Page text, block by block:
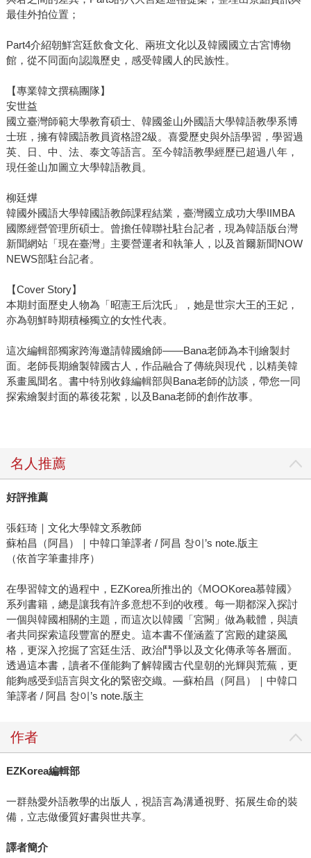
最佳外拍位置；
Part4介紹朝鮮宮廷飲食文化、兩班文化以及韓國國立古宮博物
館，從不同面向認識歷史，感受韓國人的民族性。
【專業韓文撰稿團隊】
安世益
國立臺灣師範大學教育碩士、韓國釜山外國語大學韓語教學系博
士班，擁有韓國語教員資格證2級。喜愛歷史與外語學習，學習過
英、日、中、法、泰文等語言。至今韓語教學經歷已超過八年，
現任釜山加圖立大學韓語教員。
柳廷燁
韓國外國語大學韓國語教師課程結業，臺灣國立成功大學IIMBA
國際經營管理所碩士。曾擔任韓聯社駐台記者，現為韓語版台灣
新聞網站「現在臺灣」主要營運者和執筆人，以及首爾新聞NOW
NEWS部駐台記者。
【Cover Story】
本期封面歷史人物為「昭憲王后沈氏」，她是世宗大王的王妃，
亦為朝鮮時期積極獨立的女性代表。
這次編輯部獨家跨海邀請韓國繪師——Bana老師為本刊繪製封
面。老師長期繪製韓國古人，作品融合了傳統與現代，以精美韓
系畫風聞名。書中特別收錄編輯部與Bana老師的訪談，帶您一同
探索繪製封面的幕後花絮，以及Bana老師的創作故事。
名人推薦
好評推薦
張鈺琦｜文化大學韓文系教師
蘇柏昌（阿昌）｜中韓口筆譯者 / 阿昌 창이’s note.版主
（依首字筆畫排序）
在學習韓文的過程中，EZKorea所推出的《MOOKorea慕韓國》
系列書籍，總是讓我有許多意想不到的收穫。每一期都深入探討
一個與韓國相關的主題，而這次以韓國「宮闕」做為載體，與讀
者共同探索這段豐富的歷史。這本書不僅涵蓋了宮殿的建築風
格，更深入挖掘了宮廷生活、政治鬥爭以及文化傳承等各層面。
透過這本書，讀者不僅能夠了解韓國古代皇朝的光輝與荒蕪，更
能夠感受到語言與文化的緊密交織。—蘇柏昌（阿昌）｜中韓口
筆譯者 / 阿昌 창이’s note.版主
作者
EZKorea編輯部
一群熱愛外語教學的出版人，視語言為溝通視野、拓展生命的裝
備，立志做優質好書與世共享。
譯者簡介